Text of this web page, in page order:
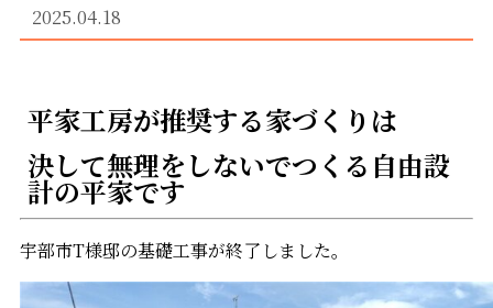
2025.04.18
平家工房が推奨する家づくりは
決して無理をしないでつくる自由設
計の平家です
宇部市T様邸の基礎工事が終了しました。